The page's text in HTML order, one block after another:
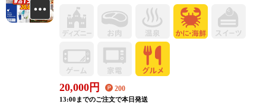
ット 他】A3パネル・目録付き<送料無料>
20,000 円 200
13:00までのご注文で本日発送